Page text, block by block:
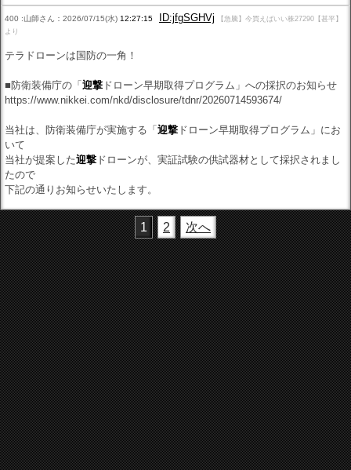
400 :山師さん：2026/07/15(水) 12:27:15 ID:jfgSGHVj
【急騰】今買えばいい株27290【甚平】
より
テラドローンは国防の一角！
■防衛装備庁の「 迎撃 ドローン早期取得プログラム」への採択のお知らせ
https://www.nikkei.com/nkd/disclosure/tdnr/20260714593674/
当社は、防衛装備庁が実施する「 迎撃 ドローン早期取得プログラム」にお
いて
当社が提案した迎撃 ドローンが、実証試験の供試器材として採択されまし
たので
下記の通りお知らせいたします。
1 2 次へ